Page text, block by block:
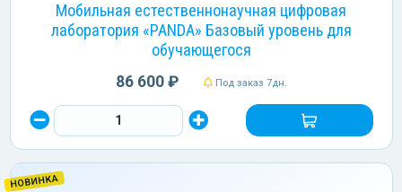
Мобильная естественнонаучная цифровая
лаборатория «PANDA» Базовый уровень для
обучающегося
86 600 ₽ Под заказ 7дн.
НОВИНКА